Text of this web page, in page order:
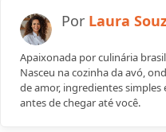
Laura
Apaixonada por culinária
Nasceu na cozinha da avó,
de amor, ingredientes simples
antes de chegar até você.